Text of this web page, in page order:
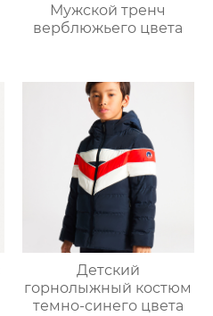
Мужской тренч
верблюжьего цвета
Детский
горнолыжный костюм
темно-синего цвета